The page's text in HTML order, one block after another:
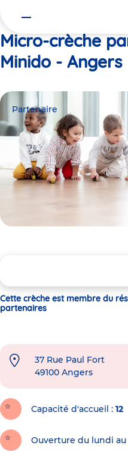
Micro-crèche
Minido - Angers
Partenaire
Cette crèche est membre du
partenaires
37 Rue Paul Fort
49100 Angers
Capacité d'accueil 12
Ouverture du lundi